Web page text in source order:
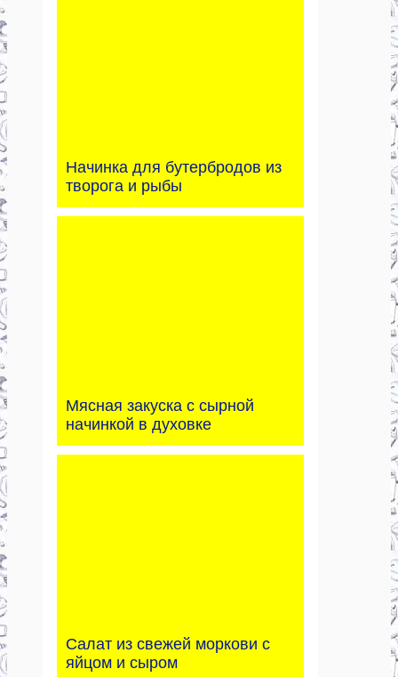
Начинка для бутербродов из
творога и рыбы
Мясная закуска с сырной
начинкой в духовке
Салат из свежей моркови с
яйцом и сыром